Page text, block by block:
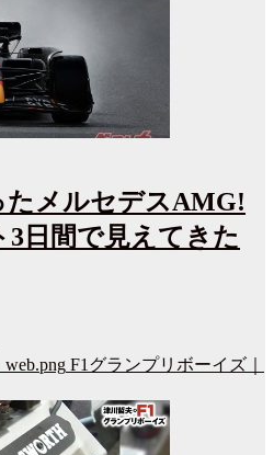
たメルセデスAMG!
日間で見えてきた
F1グランプリボーイズ｜